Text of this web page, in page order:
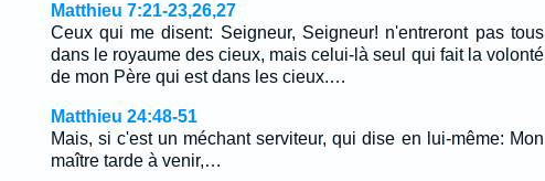
Matthieu 7:21-23,26,27
Ceux qui me disent: Seigneur, Seigneur! n'entreront pas tous
dans le royaume des cieux, mais celui-là seul qui fait la volonté
de mon Père qui est dans les cieux.…
Matthieu 24:48-51
Mais, si c'est un méchant serviteur, qui dise en lui-même: Mon
maître tarde à venir,…